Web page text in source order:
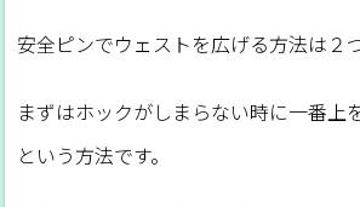
安全ピンでウェストを広げる方法は２つ
まずはホックがしまらない時に一番上
という方法です。